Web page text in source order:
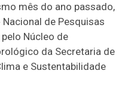
mês do ano passado,
de Pesquisas
Núcleo de
da Secretaria de
e Sustentabilidade